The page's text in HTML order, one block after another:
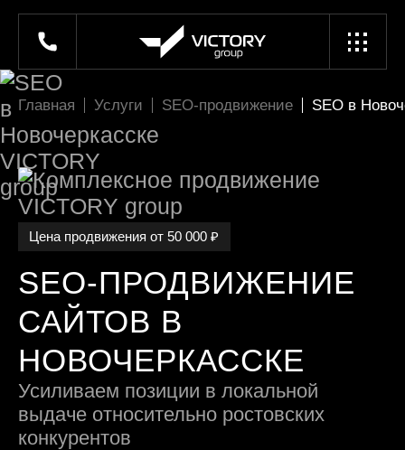
Главная Услуги SEO-продвижение SEO в
Цена продвижения от 50 000 ₽
SEO-ПРОДВИЖЕНИЕ
САЙТОВ В
НОВОЧЕРКАССКЕ
Усиливаем позиции в локальной
выдаче относительно ростовских
конкурентов